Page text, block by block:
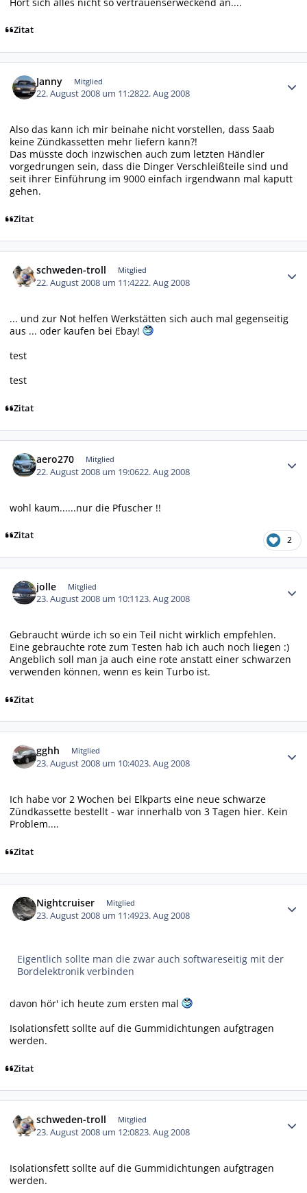
Zitat
Janny Mitglied
22. August 2008 um 11:2822. Aug 2008
Also das kann ich mir beinahe nicht vorstellen, dass Saab
keine Zündkassetten mehr liefern kann?!
Das müsste doch inzwischen auch zum letzten Händler
vorgedrungen sein, dass die Dinger Verschleißteile sind und
seit ihrer Einführung im 9000 einfach irgendwann mal kaputt
gehen.
Zitat
schweden-troll Mitglied
22. August 2008 um 11:4222. Aug 2008
... und zur Not helfen Werkstätten sich auch mal gegenseitig
aus ... oder kaufen bei Ebay!
test
test
Zitat
aero270 Mitglied
22. August 2008 um 19:0622. Aug 2008
wohl kaum......nur die Pfuscher !!
Zitat 2
jolle Mitglied
23. August 2008 um 10:1123. Aug 2008
Gebraucht würde ich so ein Teil nicht wirklich empfehlen.
Eine gebrauchte rote zum Testen hab ich auch noch liegen :)
Angeblich soll man ja auch eine rote anstatt einer schwarzen
verwenden können, wenn es kein Turbo ist.
Zitat
gghh Mitglied
23. August 2008 um 10:4023. Aug 2008
Ich habe vor 2 Wochen bei Elkparts eine neue schwarze
Zündkassette bestellt - war innerhalb von 3 Tagen hier. Kein
Problem....
Zitat
Nightcruiser Mitglied
23. August 2008 um 11:4923. Aug 2008
Eigentlich sollte man die zwar auch softwareseitig mit der
Bordelektronik verbinden
davon hör' ich heute zum ersten mal
Isolationsfett sollte auf die Gummidichtungen aufgtragen
werden.
Zitat
schweden-troll Mitglied
23. August 2008 um 12:0823. Aug 2008
Isolationsfett sollte auf die Gummidichtungen aufgtragen
werden.